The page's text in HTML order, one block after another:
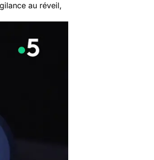
au réveil,